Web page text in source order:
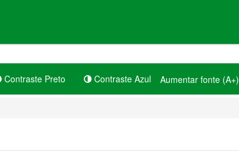
Contraste Preto Contraste Azul Aumentar fonte (A+)